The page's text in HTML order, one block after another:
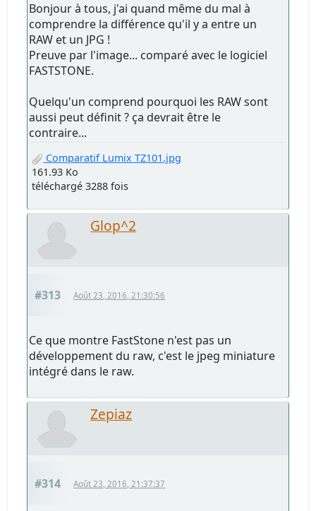
Bonjour à tous, j'ai quand même du mal à
comprendre la différence qu'il y a entre un
RAW et un JPG !
Preuve par l'image... comparé avec le logiciel
FASTSTONE.
Quelqu'un comprend pourquoi les RAW sont
aussi peut définit ? ça devrait être le
contraire...
Comparatif Lumix TZ101.jpg
161.93 Ko
téléchargé 3288 fois
Glop^2
#313 Août 23, 2016, 21:30:56
Ce que montre FastStone n'est pas un
développement du raw, c'est le jpeg miniature
intégré dans le raw.
Zepiaz
#314 Août 23, 2016, 21:37:37